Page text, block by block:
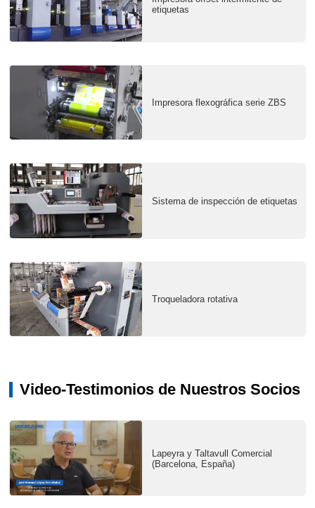
etiquetas
Impresora flexográfica serie ZBS
Sistema de inspección de etiquetas
Troqueladora rotativa
Video-Testimonios de Nuestros Socios
Lapeyra y Taltavull Comercial
(Barcelona, España)